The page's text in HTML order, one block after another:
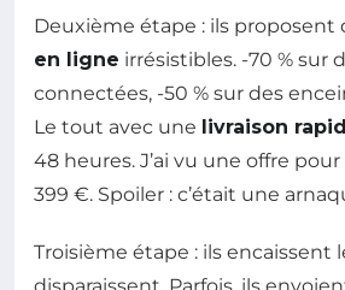
Deuxième étape : ils proposent
en ligne irrésistibles. -70 % sur
connectées, -50 % sur des
Le tout avec une livraison
48 heures. J’ai vu une offre pour
399 €. Spoiler : c’était une
Troisième étape : ils encaissent